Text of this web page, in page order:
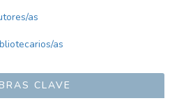
as
as
CLAVE